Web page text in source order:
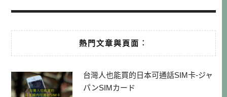
熱門文章與頁面︰
台灣人也能買的日本可通話SIM卡-ジャ
パンSIMカード